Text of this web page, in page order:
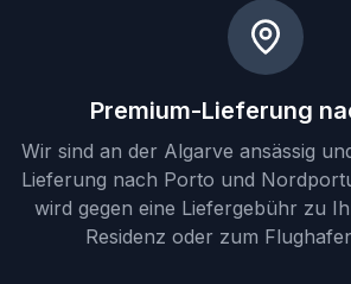
Premium-Lieferung
Wir sind an der Algarve ansässig
Lieferung nach Porto und
wird gegen eine Liefergebühr zu
Residenz oder zum